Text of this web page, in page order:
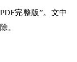
完整版”。文中
。